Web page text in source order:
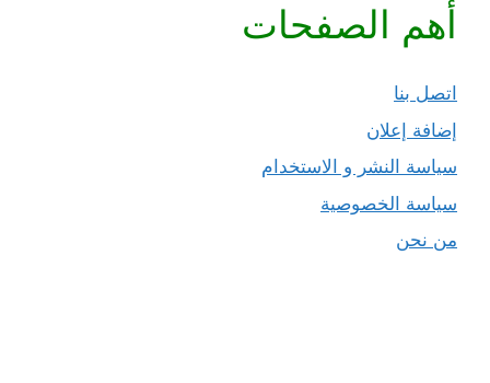
أهم الصفحات
اتصل بنا
إضافة إعلان
سياسة النشر و الاستخدام
سياسة الخصوصية
من نحن